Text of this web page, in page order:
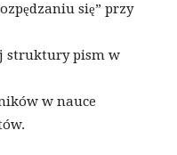
się” przy
struktury pism w
w nauce